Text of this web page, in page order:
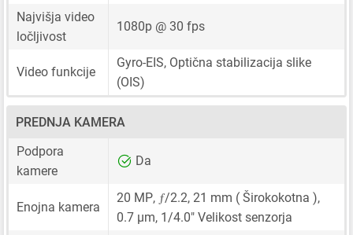
Najvišja video
ločljivost
1080p @ 30 fps
Video funkcije
Gyro-EIS, Optična stabilizacija slike
(OIS)
PREDNJA KAMERA
Podpora
kamere
Da
Enojna kamera
20 MP, ƒ/2.2, 21 mm ( Širokokotna ),
0.7 μm, 1/4.0" Velikost senzorja